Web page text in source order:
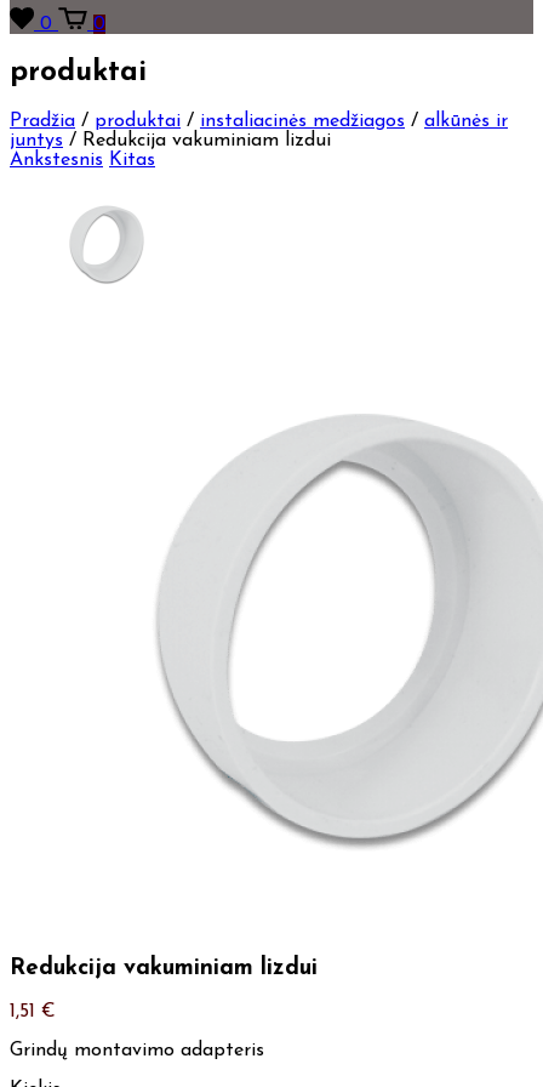
0 0
produktai
Pradžia / produktai / instaliacinės medžiagos / alkūnės ir
juntys / Redukcija vakuminiam lizdui
Ankstesnis Kitas
Redukcija vakuminiam lizdui
1,51 €
Grindų montavimo adapteris